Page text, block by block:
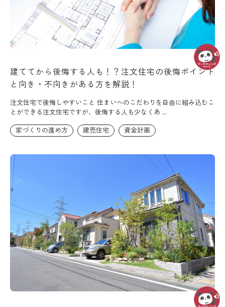
建ててから後悔する人も！？注文住宅の後悔ポイント
と向き・不向きがある方を解説！
注文住宅で後悔しやすいこと 住まいへのこだわりを自由に組み込むこ
とができる注文住宅ですが、後悔する人も少なくあ ...
家づくりの進め方
建売住宅 資金計画